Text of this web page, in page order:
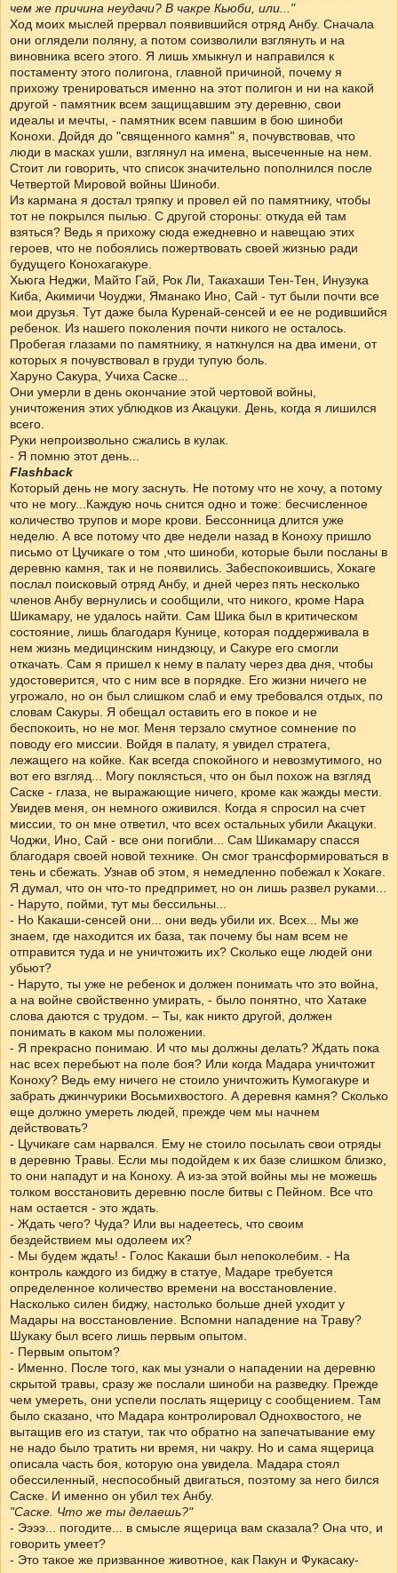
чем же причина неудачи? В чакре Кьюби, или..."
Ход моих мыслей прервал появившийся отряд Анбу. Сначала
они оглядели поляну, а потом соизволили взглянуть и на
виновника всего этого. Я лишь хмыкнул и направился к
постаменту этого полигона, главной причиной, почему я
прихожу тренироваться именно на этот полигон и ни на какой
другой - памятник всем защищавшим эту деревню, свои
идеалы и мечты, - памятник всем павшим в бою шиноби
Конохи. Дойдя до "священного камня" я, почувствовав, что
люди в масках ушли, взглянул на имена, высеченные на нем.
Стоит ли говорить, что список значительно пополнился после
Четвертой Мировой войны Шиноби.
Из кармана я достал тряпку и провел ей по памятнику, чтобы
тот не покрылся пылью. С другой стороны: откуда ей там
взяться? Ведь я прихожу сюда ежедневно и навещаю этих
героев, что не побоялись пожертвовать своей жизнью ради
будущего Конохагакуре.
Хьюга Неджи, Майто Гай, Рок Ли, Такахаши Тен-Тен, Инузука
Киба, Акимичи Чоуджи, Яманако Ино, Сай - тут были почти все
мои друзья. Тут даже была Куренай-сенсей и ее не родившийся
ребенок. Из нашего поколения почти никого не осталось.
Пробегая глазами по памятнику, я наткнулся на два имени, от
которых я почувствовал в груди тупую боль.
Харуно Сакура, Учиха Саске...
Они умерли в день окончание этой чертовой войны,
уничтожения этих ублюдков из Акацуки. День, когда я лишился
всего.
Руки непроизвольно сжались в кулак.
- Я помню этот день...
Flashback
Который день не могу заснуть. Не потому что не хочу, а потому
что не могу...Каждую ночь снится одно и тоже: бесчисленное
количество трупов и море крови. Бессонница длится уже
неделю. А все потому что две недели назад в Коноху пришло
письмо от Цучикаге о том ,что шиноби, которые были посланы в
деревню камня, так и не появились. Забеспокоившись, Хокаге
послал поисковый отряд Анбу, и дней через пять несколько
членов Анбу вернулись и сообщили, что никого, кроме Нара
Шикамару, не удалось найти. Сам Шика был в критическом
состояние, лишь благодаря Кунице, которая поддерживала в
нем жизнь медицинским ниндзюцу, и Сакуре его смогли
откачать. Сам я пришел к нему в палату через два дня, чтобы
удостоверится, что с ним все в порядке. Его жизни ничего не
угрожало, но он был слишком слаб и ему требовался отдых, по
словам Сакуры. Я обещал оставить его в покое и не
беспокоить, но не мог. Меня терзало смутное сомнение по
поводу его миссии. Войдя в палату, я увидел стратега,
лежащего на койке. Как всегда спокойного и невозмутимого, но
вот его взгляд... Могу поклясться, что он был похож на взгляд
Саске - глаза, не выражающие ничего, кроме как жажды мести.
Увидев меня, он немного оживился. Когда я спросил на счет
миссии, то он мне ответил, что всех остальных убили Акацуки.
Чоджи, Ино, Сай - все они погибли... Сам Шикамару спасся
благодаря своей новой технике. Он смог трансформироваться в
тень и сбежать. Узнав об этом, я немедленно побежал к Хокаге.
Я думал, что он что-то предпримет, но он лишь развел руками...
- Наруто, пойми, тут мы бессильны...
- Но Какаши-сенсей они... они ведь убили их. Всех... Мы же
знаем, где находится их база, так почему бы нам всем не
отправится туда и не уничтожить их? Сколько еще людей они
убьют?
- Наруто, ты уже не ребенок и должен понимать что это война,
а на войне свойственно умирать, - было понятно, что Хатаке
слова даются с трудом. – Ты, как никто другой, должен
понимать в каком мы положении.
- Я прекрасно понимаю. И что мы должны делать? Ждать пока
нас всех перебьют на поле боя? Или когда Мадара уничтожит
Коноху? Ведь ему ничего не стоило уничтожить Кумогакуре и
забрать джинчурики Восьмихвостого. А деревня камня? Сколько
еще должно умереть людей, прежде чем мы начнем
действовать?
- Цучикаге сам нарвался. Ему не стоило посылать свои отряды
в деревню Травы. Если мы подойдем к их базе слишком близко,
то они нападут и на Коноху. А из-за этой войны мы не можешь
толком восстановить деревню после битвы с Пейном. Все что
нам остается - это ждать.
- Ждать чего? Чуда? Или вы надеетесь, что своим
бездействием мы одолеем их?
- Мы будем ждать! - Голос Какаши был непоколебим. - На
контроль каждого из биджу в статуе, Мадаре требуется
определенное количество времени на восстановление.
Насколько силен биджу, настолько больше дней уходит у
Мадары на восстановление. Вспомни нападение на Траву?
Шукаку был всего лишь первым опытом.
- Первым опытом?
- Именно. После того, как мы узнали о нападении на деревню
скрытой травы, сразу же послали шиноби на разведку. Прежде
чем умереть, они успели послать ящерицу с сообщением. Там
было сказано, что Мадара контролировал Однохвостого, не
вытащив его из статуи, так что обратно на запечатывание ему
не надо было тратить ни время, ни чакру. Но и сама ящерица
описала часть боя, которую она увидела. Мадара стоял
обессиленный, неспособный двигаться, поэтому за него бился
Саске. И именно он убил тех Анбу.
"Саске. Что же ты делаешь?"
- Ээээ... погодите... в смысле ящерица вам сказала? Она что, и
говорить умеет?
- Это такое же призванное животное, как Пакун и Фукасаку-